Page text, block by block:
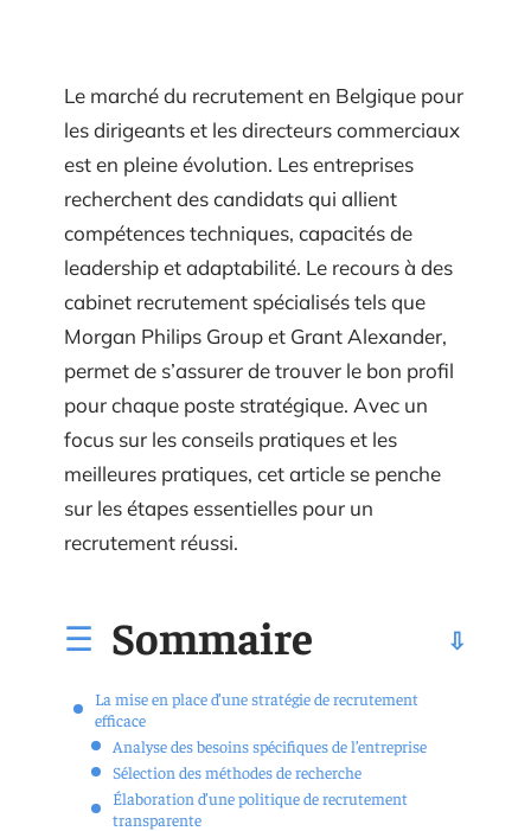
Le marché du recrutement en Belgique pour
les dirigeants et les directeurs commerciaux
est en pleine évolution. Les entreprises
recherchent des candidats qui allient
compétences techniques, capacités de
leadership et adaptabilité. Le recours à des
cabinet recrutement spécialisés tels que
Morgan Philips Group et Grant Alexander,
permet de s’assurer de trouver le bon profil
pour chaque poste stratégique. Avec un
focus sur les conseils pratiques et les
meilleures pratiques, cet article se penche
sur les étapes essentielles pour un
recrutement réussi.
Sommaire
La mise en place d’une stratégie de recrutement
efficace
Analyse des besoins spécifiques de l’entreprise
Sélection des méthodes de recherche
Élaboration d’une politique de recrutement
transparente